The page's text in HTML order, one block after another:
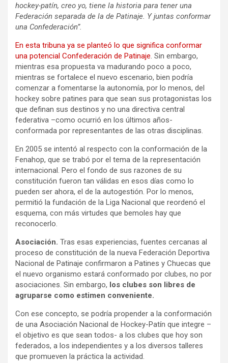
hockey-patín, creo yo, tiene la historia para tener una
Federación separada de la de Patinaje. Y juntas conformar
una Confederación”.
En esta tribuna ya se planteó lo que significa conformar
una potencial Confederación de Patinaje . Sin embargo,
mientras esa propuesta va madurando poco a poco,
mientras se fortalece el nuevo escenario, bien podría
comenzar a fomentarse la autonomía, por lo menos, del
hockey sobre patines para que sean sus protagonistas los
que definan sus destinos y no una directiva central
federativa –como ocurrió en los últimos años-
conformada por representantes de las otras disciplinas.
En 2005 se intentó al respecto con la conformación de la
Fenahop, que se trabó por el tema de la representación
internacional. Pero el fondo de sus razones de su
constitución fueron tan válidas en esos días como lo
pueden ser ahora, el de la autogestión. Por lo menos,
permitió la fundación de la Liga Nacional que reordenó el
esquema, con más virtudes que bemoles hay que
reconocerlo.
Asociación. Tras esas experiencias, fuentes cercanas al
proceso de constitución de la nueva Federación Deportiva
Nacional de Patinaje confirmaron a Patines y Chuecas que
el nuevo organismo estará conformado por clubes, no por
asociaciones. Sin embargo, los clubes son libres de
agruparse como estimen conveniente.
Con ese concepto, se podría propender a la conformación
de una Asociación Nacional de Hockey-Patín que integre –
el objetivo es que sean todos- a los clubes que hoy son
federados, a los independientes y a los diversos talleres
que promueven la práctica la actividad.